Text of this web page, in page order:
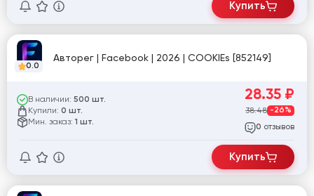
Купить
0.0
Авторег | Facebook | 2026 | COOKIEs [852149]
В наличии: 500 шт.
Купили: 0 шт.
Мин. заказ: 1 шт.
28.35 ₽
38.48 -26%
0 отзывов
Купить